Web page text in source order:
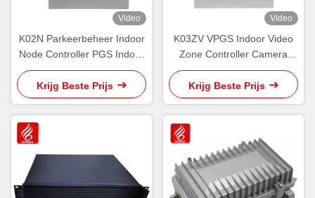
Video
K02N Parkeerbeheer Indoor
Node Controller PGS Indoor
Ultrasonic NCU Guidance
Krijg Beste Prijs
Video
K03ZV VPGS Indoor Video
Zone Controller Camera
LPR Licentie erkend
Krijg Beste Prijs